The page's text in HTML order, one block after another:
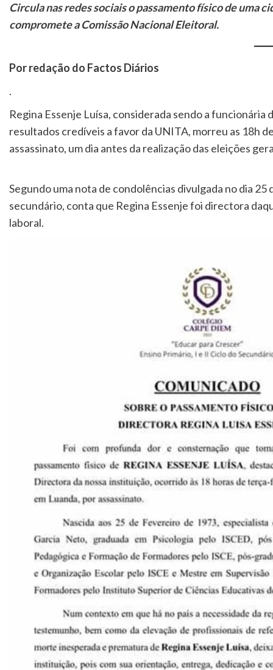
Circula nas redes sociais o passamento físico de uma
compromete a Comissão Nacional Eleitoral.
Por redação do Factos Diários
.
Regina Essenje Luísa, considerada sendo a
resultados credíveis a favor da UNITA, morreu as 18h
assassinato, um dia antes da realização das eleições
Segundo uma nota de condolências divulgada no dia
secundário, conta que Regina Essenje foi directora
laboral.